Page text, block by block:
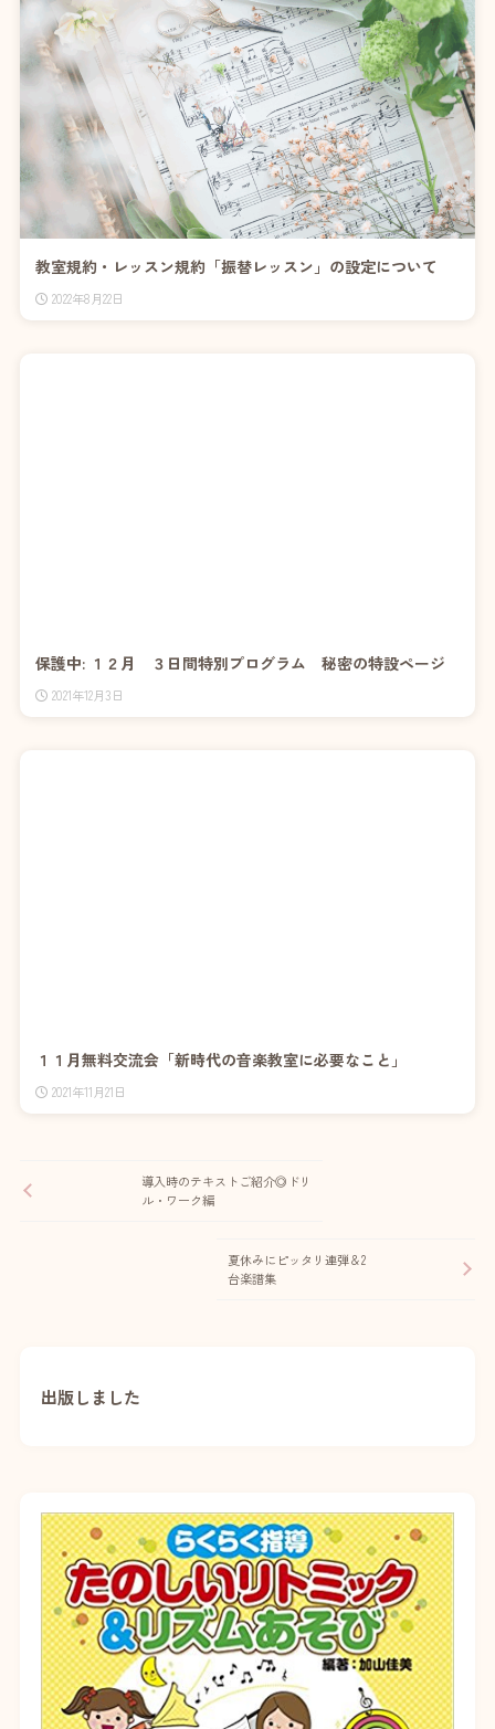
教室規約・レッスン規約「振替レッスン」の設定について
2022年8月22日
保護中: １２月 ３日間特別プログラム 秘密の特設ページ
2021年12月3日
１１月無料交流会「新時代の音楽教室に必要なこと」
2021年11月21日
導入時のテキストご紹介◎ドリ
ル・ワーク編
夏休みにピッタリ連弾＆2
台楽譜集
出版しました